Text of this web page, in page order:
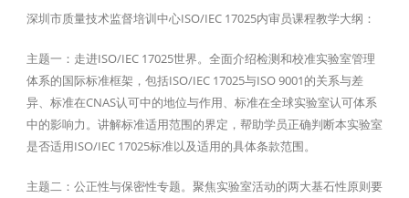
深圳市质量技术监督培训中心ISO/IEC 17025内审员课程教学大纲：
主题一：走进ISO/IEC 17025世界。全面介绍检测和校准实验室管理
体系的国际标准框架，包括ISO/IEC 17025与ISO 9001的关系与差
异、标准在CNAS认可中的地位与作用、标准在全球实验室认可体系
中的影响力。讲解标准适用范围的界定，帮助学员正确判断本实验室
是否适用ISO/IEC 17025标准以及适用的具体条款范围。
主题二：公正性与保密性专题。聚焦实验室活动的两大基石性原则要